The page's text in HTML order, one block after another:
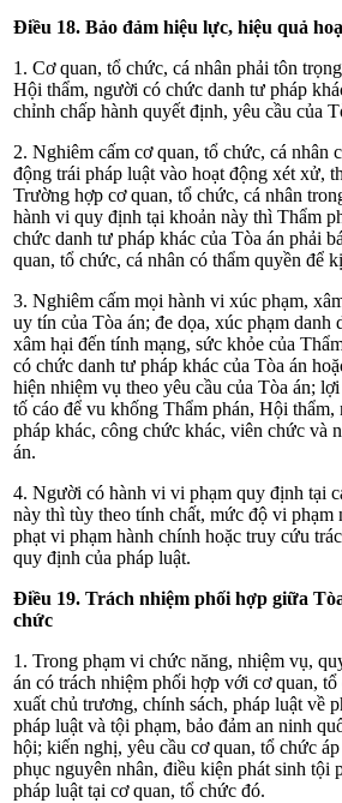
Điều 18. Bảo đảm hiệu lực, hiệu quả
1. Cơ quan, tổ chức, cá nhân phải tôn
Hội thẩm, người có chức danh tư pháp
chỉnh chấp hành quyết định, yêu cầu của
2. Nghiêm cấm cơ quan, tổ chức, cá nhân
động trái pháp luật vào hoạt động xét xử,
Trường hợp cơ quan, tổ chức, cá nhân
hành vi quy định tại khoản này thì Thẩm
chức danh tư pháp khác của Tòa án phải
quan, tổ chức, cá nhân có thẩm quyền để
3. Nghiêm cấm mọi hành vi xúc phạm,
uy tín của Tòa án; đe dọa, xúc phạm danh
xâm hại đến tính mạng, sức khỏe của
có chức danh tư pháp khác của Tòa án
hiện nhiệm vụ theo yêu cầu của Tòa án;
tố cáo để vu khống Thẩm phán, Hội
pháp khác, công chức khác, viên chức và
án.
4. Người có hành vi vi phạm quy định tại
này thì tùy theo tính chất, mức độ vi
phạt vi phạm hành chính hoặc truy cứu
quy định của pháp luật.
Điều 19. Trách nhiệm phối hợp giữa
chức
1. Trong phạm vi chức năng, nhiệm vụ,
án có trách nhiệm phối hợp với cơ quan,
xuất chủ trương, chính sách, pháp luật về
pháp luật và tội phạm, bảo đảm an ninh
hội; kiến nghị, yêu cầu cơ quan, tổ chức
phục nguyên nhân, điều kiện phát sinh tội
pháp luật tại cơ quan, tổ chức đó.